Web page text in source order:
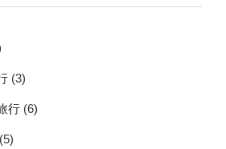
(3)
行 (6)
(5)